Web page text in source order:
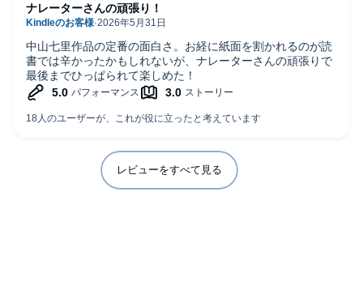
中山七里作品の定番の面白さ。お経に紙面を割かれるのが読
書では辛かったかもしれないが、ナレーターさんの頑張りで
最後までひっぱられて楽しめた！
ナレーターさんの頑張り！
レビューをすべて見る